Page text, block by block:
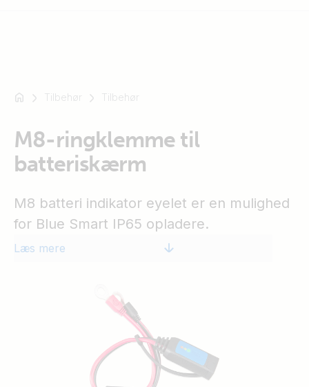
SmartSolar
Multiplus-
SmartShunt
Tilbehør Tilbehør
M8-ringklemme til
batteriskærm
M8 batteri indikator eyelet er en mulighed
for Blue Smart IP65 opladere.
Læs mere